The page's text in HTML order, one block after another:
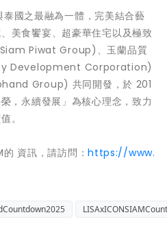
國之最融為一體，完美結合藝
美食饗宴、超豪華住宅以及極致
Piwat Group)、玉蘭品質
Development Corporation)
Group) 共同開發，於 201
，永續發展」為核心理念，致力
。
的 資訊，請訪問：https://www.